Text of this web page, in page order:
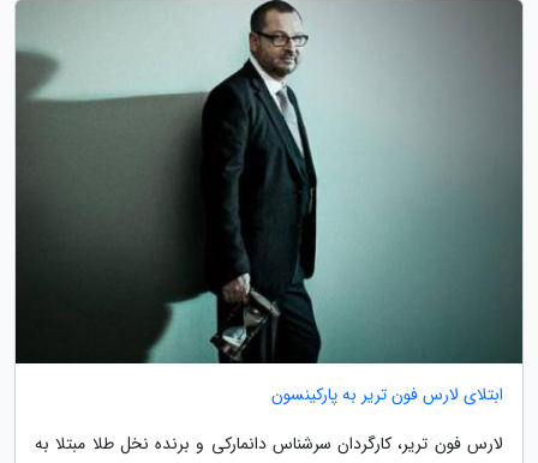
ابتلای لارس فون تریر به پارکینسون
لارس فون تریر، کارگردان سرشناس دانمارکی و برنده نخل طلا مبتلا به